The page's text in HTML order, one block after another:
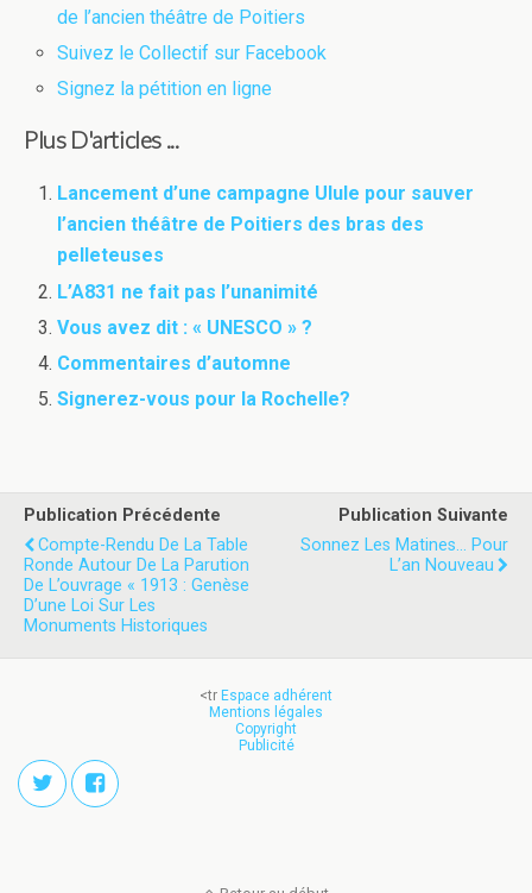
de l’ancien théâtre de Poitiers
Suivez le Collectif sur Facebook
Signez la pétition en ligne
Plus D'articles ...
Lancement d’une campagne Ulule pour sauver
l’ancien théâtre de Poitiers des bras des
pelleteuses
L’A831 ne fait pas l’unanimité
Vous avez dit : « UNESCO » ?
Commentaires d’automne
Signerez-vous pour la Rochelle?
Publication Précédente
Compte-Rendu De La Table
Ronde Autour De La Parution
De L’ouvrage « 1913 : Genèse
D’une Loi Sur Les
Monuments Historiques
Publication Suivante
Sonnez Les Matines… Pour
L’an Nouveau
<tr Espace adhérent
Mentions légales
Copyright
Publicité